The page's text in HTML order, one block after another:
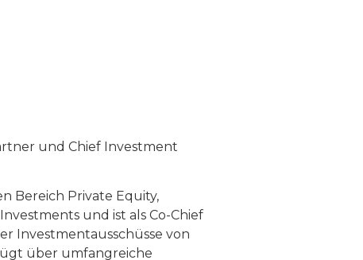
und Chief Investment
Bereich Private Equity,
und ist als Co-Chief
Investmentausschüsse von
über umfangreiche